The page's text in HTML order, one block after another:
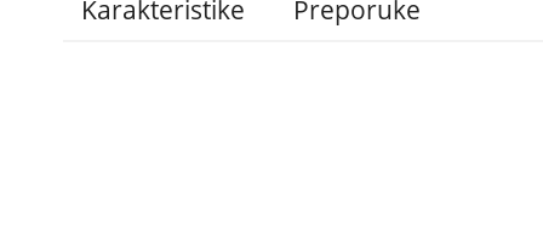
Karakteristike Preporuke